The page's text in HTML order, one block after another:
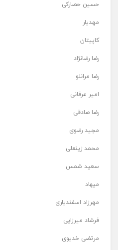
حسین حصارکی
مهدیار
کاپیتان
رضا رضانژاد
رضا مرانلو
امیر عرفانی
رضا صادقی
مجید رضوی
محمد زینعلی
سعید شمس
میهاد
مهرزاد اسفندیاری
فرشاد میرزایی
مرتضی خدیوی